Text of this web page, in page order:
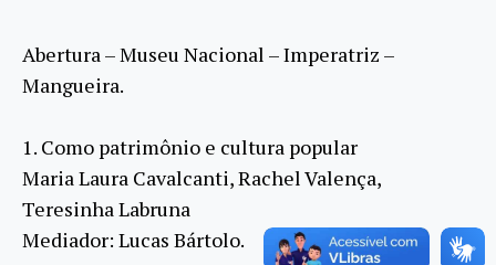
Abertura – Museu Nacional – Imperatriz –
Mangueira.
1. Como patrimônio e cultura popular
Maria Laura Cavalcanti, Rachel Valença,
Teresinha Labruna
Mediador: Lucas Bártolo.